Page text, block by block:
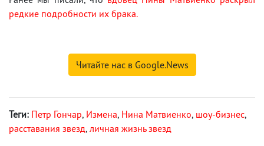
редкие подробности их брака.
Читайте нас в Google.News
Теги: Петр Гончар, Измена, Нина Матвиенко, шоу-бизнес,
расставания звезд, личная жизнь звезд